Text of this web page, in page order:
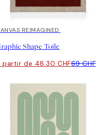
REIMAGINED
Shape Toile
partir de 48.30 CHF69 CHF